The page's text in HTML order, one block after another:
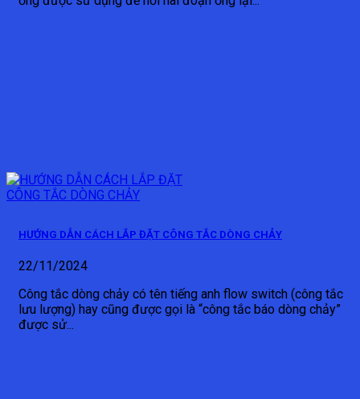
HƯỚNG DẪN CÁCH LẮP ĐẶT CÔNG TẮC DÒNG CHẢY
22/11/2024
Công tắc dòng chảy có tên tiếng anh flow switch (công tắc
lưu lượng) hay cũng được gọi là “công tắc báo dòng chảy”
được sử...